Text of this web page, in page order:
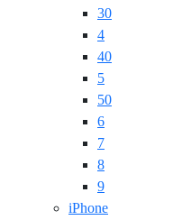
30
4
40
5
50
6
7
8
9
iPhone